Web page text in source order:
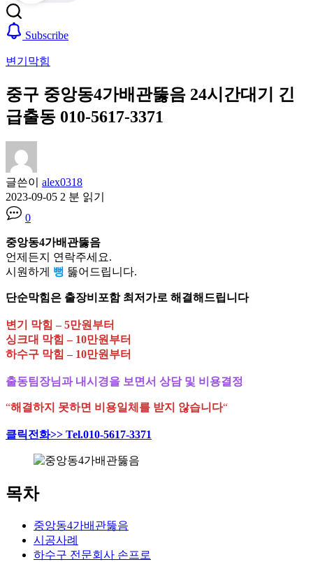
Subscribe
변기막힘
중구 중앙동4가배관뚫음 24시간대기 긴
급출동 010-5617-3371
글쓴이 alex0318
2023-09-05 2 분 읽기
0
중앙동4가배관뚫음
언제든지 연락주세요.
시원하게 뻥 뚫어드립니다.
단순막힘은 출장비포함 최저가로 해결해드립니다
변기 막힘 – 5만원부터
싱크대 막힘 – 10만원부터
하수구 막힘 – 10만원부터
출동팀장님과 내시경을 보면서 상담 및 비용결정
“해결하지 못하면 비용일체를 받지 않습니다“
클릭전화>> Tel.010-5617-3371
목차
중앙동4가배관뚫음
시공사례
하수구 전문회사 손프로